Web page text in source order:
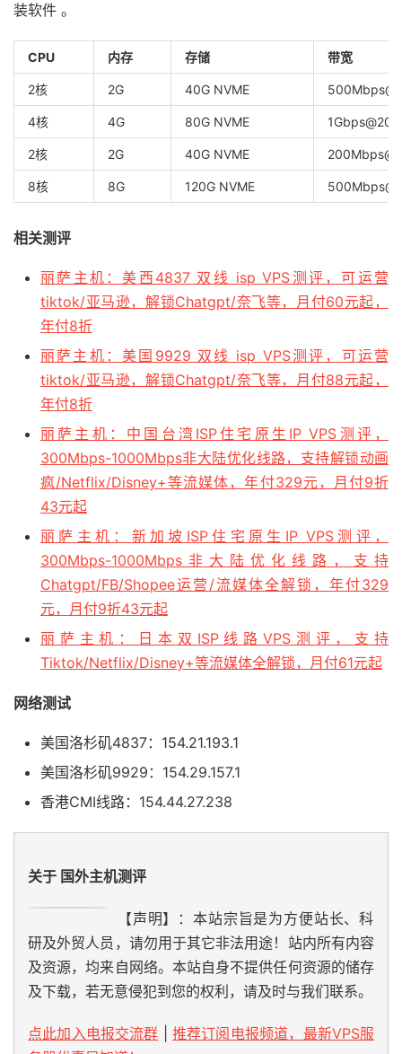
装软件 。
CPU 内存 存储 带宽
2核 2G 40G NVME
4核 4G 80G NVME
2核 2G 40G NVME 200Mbps@
8核 8G 120G NVME 500Mbps@
相关测评
丽萨主机：美西4837 双线 isp VPS测评，可运营
tiktok/亚马逊，解锁Chatgpt/奈飞等，月付60元起，
年付8折
丽萨主机：美国9929 双线 isp VPS测评，可运营
tiktok/亚马逊，解锁Chatgpt/奈飞等，月付88元起，
年付8折
丽萨主机：中国台湾ISP住宅原生IP VPS测评，
300Mbps-1000Mbps非大陆优化线路，支持解锁动画
疯/Netflix/Disney+等流媒体，年付329元，月付9折
43元起
丽萨主机：新加坡ISP住宅原生IP VPS测评，
300Mbps-1000Mbps非大陆优化线路，支持
Chatgpt/FB/Shopee运营/流媒体全解锁，年付329
元，月付9折43元起
丽萨主机：日本双ISP线路VPS测评，支持
Tiktok/Netflix/Disney+等流媒体全解锁，月付61元起
网络测试
美国洛杉矶4837：154.21.193.1
美国洛杉矶9929：154.29.157.1
香港CMI线路：154.44.27.238
关于 国外主机测评
【声明】：本站宗旨是为方便站长、科
研及外贸人员，请勿用于其它非法用途！站内所有内容
及资源，均来自网络。本站自身不提供任何资源的储存
及下载，若无意侵犯到您的权利，请及时与我们联系。
点此加入电报交流群
推荐订阅电报频道，最新VPS服